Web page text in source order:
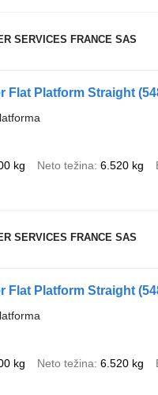
SERVICES FRANCE SAS
Flat Platform Straight
kg Neto težina 6.520 kg
SERVICES FRANCE SAS
Flat Platform Straight
kg Neto težina 6.520 kg